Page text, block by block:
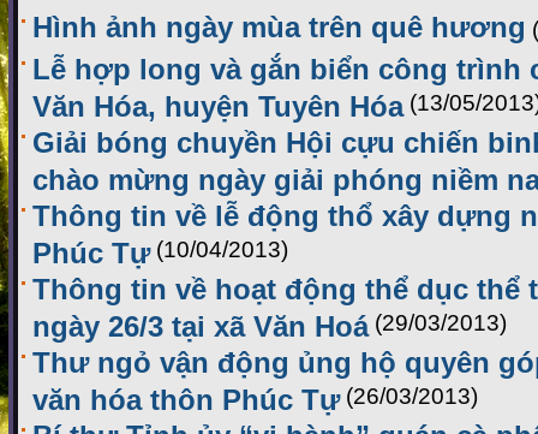
Hình ảnh ngày mùa trên quê hương
Lễ hợp long và gắn biển công trình
Văn Hóa, huyện Tuyên Hóa (13/05/
Giải bóng chuyền Hội cựu chiến
chào mừng ngày giải phóng niềm
Thông tin về lễ động thổ xây dựng
Phúc Tự (10/04/2013)
Thông tin về hoạt động thể dục thể
ngày 26/3 tại xã Văn Hoá (29/03/2013)
Thư ngỏ vận động ủng hộ quyên
văn hóa thôn Phúc Tự (26/03/2013)